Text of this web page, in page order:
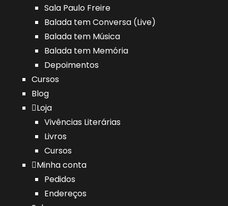
Sala Paulo Freire
Balada tem Conversa (Live)
Balada tem Música
Balada tem Memória
Depoimentos
Cursos
Blog
Loja
Vivências Literárias
Livros
Cursos
Minha conta
Pedidos
Endereços